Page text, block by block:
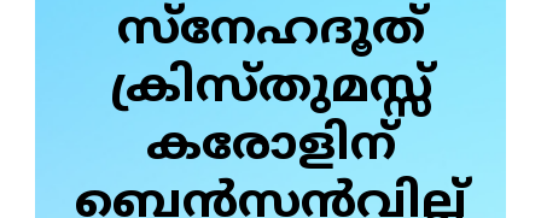
സ്നേഹദൂത്
ക്രിസ്തുമസ്സ്
കരോളിന്
ബെൻസൻവില്ല്